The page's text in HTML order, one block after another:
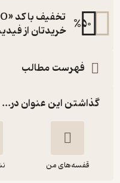
%50
خریدتان از
فهرست مطالب
گذاشتن این عنوان در...
قفسه‌های من